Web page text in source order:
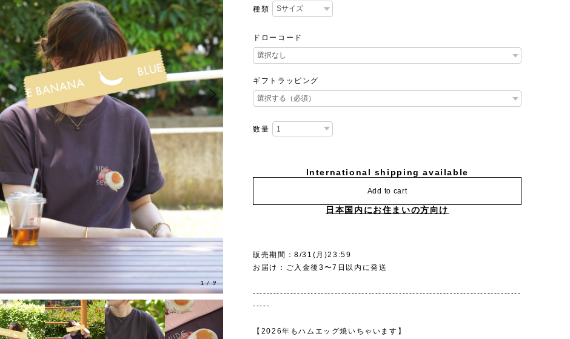
1/9
種類
ドローコード
ギフトラッピング
数量
International shipping available
Add to cart
日本国内にお住まいの方向け
販売期間：8/31(月)23:59
お届け：ご入金後3〜7日以内に発送
-------------------------------------------------------------------------------
-----
【2026年もハムエッグ焼いちゃいます】